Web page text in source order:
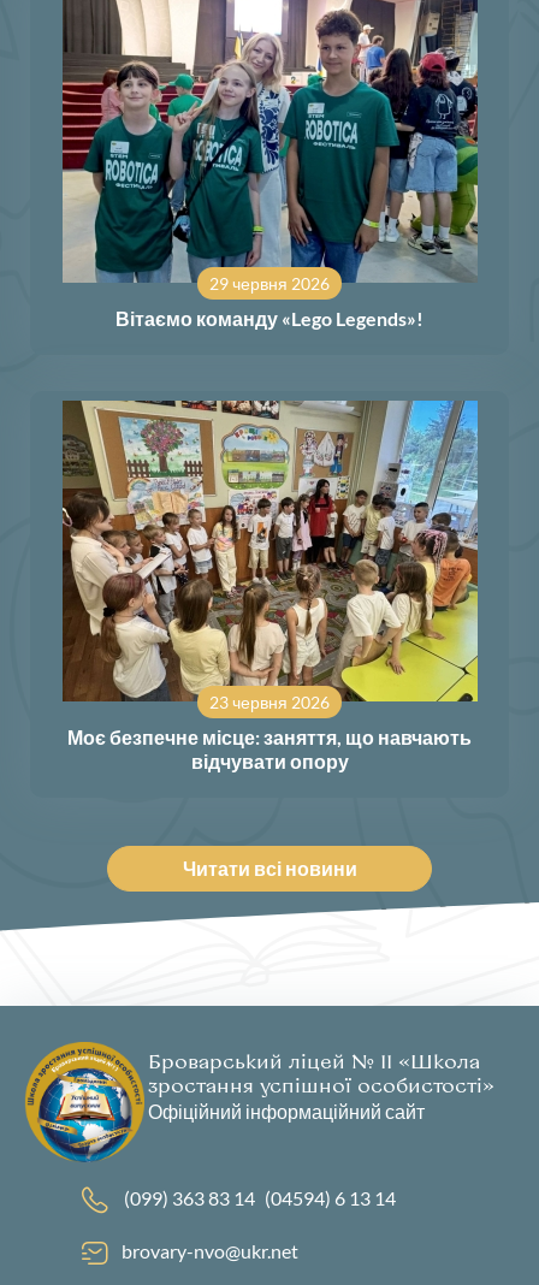
29 червня 2026
Вітаємо команду «Lego Legends»!
23 червня 2026
Моє безпечне місце: заняття, що навчають
відчувати опору
Читати всі новини
Броварський ліцей № 11 «Школа
зростання успішної особистості»
Офіційний інформаційний сайт
(099) 363 83 14 (04594) 6 13 14
brovary-nvo@ukr.net